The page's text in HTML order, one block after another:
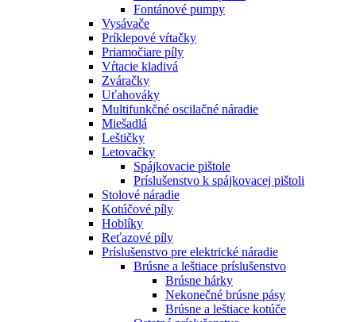
Fontánové pumpy
Vysávače
Príklepové vŕtačky
Priamočiare píly
Vŕtacie kladivá
Zváračky
Uťahováky
Multifunkčné oscilačné náradie
Miešadlá
Leštičky
Letovačky
Spájkovacie pištole
Príslušenstvo k spájkovacej pištoli
Stolové náradie
Kotúčové píly
Hoblíky
Reťazové píly
Príslušenstvo pre elektrické náradie
Brúsne a leštiace príslušenstvo
Brúsne hárky
Nekonečné brúsne pásy
Brúsne a leštiace kotúče